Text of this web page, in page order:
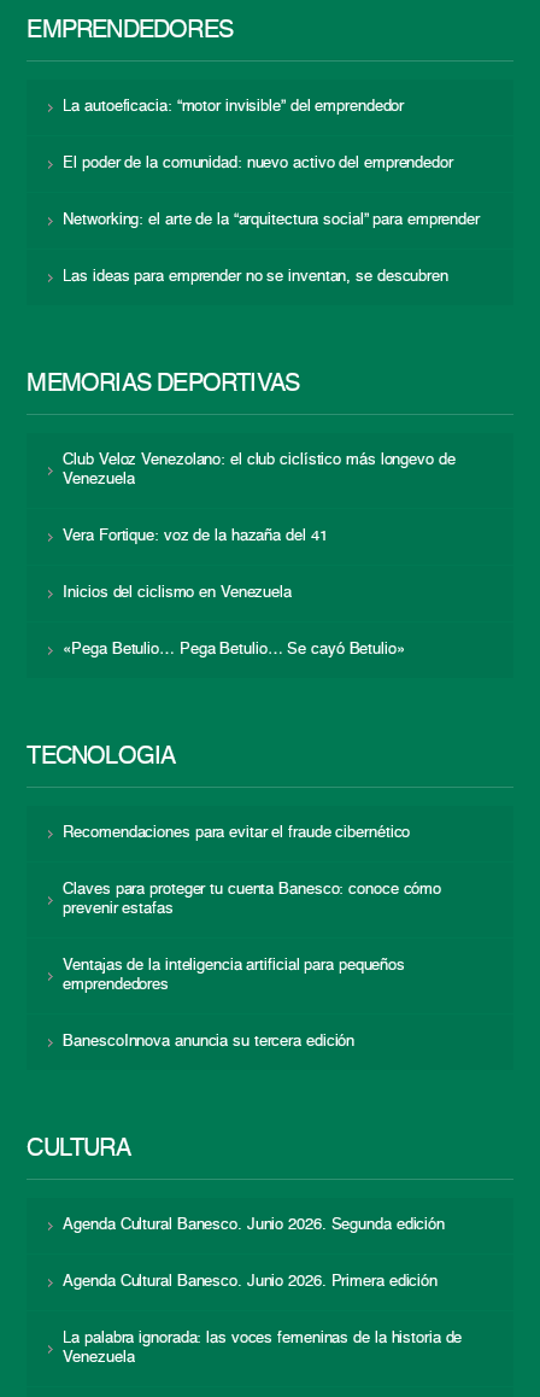
EMPRENDEDORES
La autoeficacia: “motor invisible” del emprendedor
El poder de la comunidad: nuevo activo del emprendedor
Networking: el arte de la “arquitectura social” para emprender
Las ideas para emprender no se inventan, se descubren
MEMORIAS DEPORTIVAS
Club Veloz Venezolano: el club ciclístico más longevo de
Venezuela
Vera Fortique: voz de la hazaña del 41
Inicios del ciclismo en Venezuela
«Pega Betulio… Pega Betulio… Se cayó Betulio»
TECNOLOGÍA
Recomendaciones para evitar el fraude cibernético
Claves para proteger tu cuenta Banesco: conoce cómo
prevenir estafas
Ventajas de la inteligencia artificial para pequeños
emprendedores
BanescoInnova anuncia su tercera edición
CULTURA
Agenda Cultural Banesco. Junio 2026. Segunda edición
Agenda Cultural Banesco. Junio 2026. Primera edición
La palabra ignorada: las voces femeninas de la historia de
Venezuela